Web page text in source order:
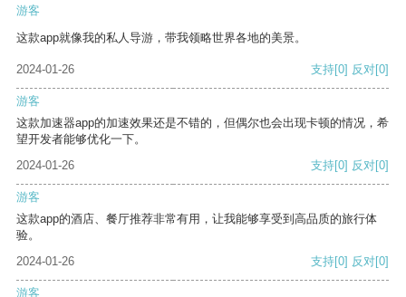
游客
这款app就像我的私人导游，带我领略世界各地的美景。
2024-01-26 支持[0] 反对[0]
游客
这款加速器app的加速效果还是不错的，但偶尔也会出现卡顿的情况，希
望开发者能够优化一下。
2024-01-26
支持[0] 反对[0]
游客
这款app的酒店、餐厅推荐非常有用，让我能够享受到高品质的旅行体
验。
2024-01-26
支持[0] 反对[0]
游客